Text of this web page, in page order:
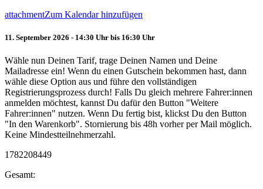
attachmentZum Kalendar hinzufügen
11. September 2026 - 14:30 Uhr bis 16:30 Uhr
Wähle nun Deinen Tarif, trage Deinen Namen und Deine
Mailadresse ein! Wenn du einen Gutschein bekommen hast, dann
wähle diese Option aus und führe den vollständigen
Registrierungsprozess durch! Falls Du gleich mehrere Fahrer:innen
anmelden möchtest, kannst Du dafür den Button "Weitere
Fahrer:innen" nutzen. Wenn Du fertig bist, klickst Du den Button
"In den Warenkorb". Stornierung bis 48h vorher per Mail möglich.
Keine Mindestteilnehmerzahl.
1782208449
Gesamt: